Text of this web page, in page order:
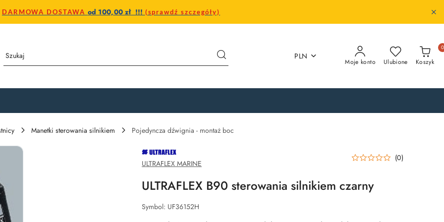
DARMOWA DOSTAWA od 100,00 zł !!! (sprawdź szczegóły)
PLN
Moje konto Ulubione Koszyk
0
Manetki sterowania silnikiem
Pojedyncza dźwignia - montaż boc
NAZWA
PRODUCENTA:
ULTRAFLEX
ULTRAFLEX MARINE
(0)
ULTRAFLEX B90 sterowania silnikiem czarny
Symbol: UF36152H